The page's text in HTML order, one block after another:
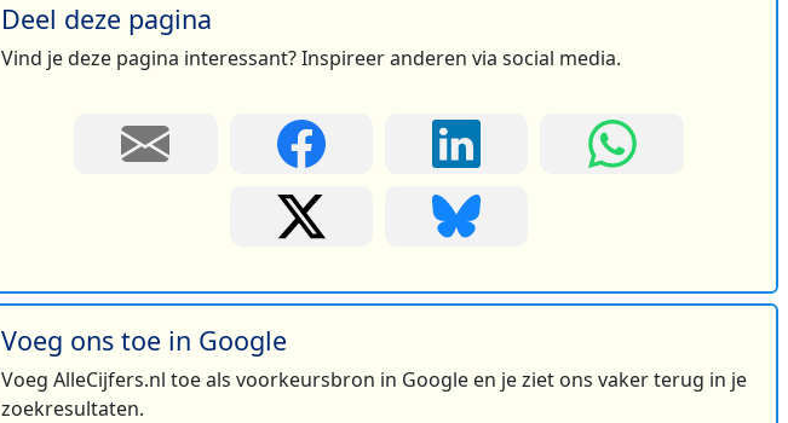
Deel deze pagina
Vind je deze pagina interessant? Inspireer anderen via social media.
Voeg ons toe in Google
Voeg AlleCijfers.nl toe als voorkeursbron in Google en je ziet ons vaker terug in je
zoekresultaten.